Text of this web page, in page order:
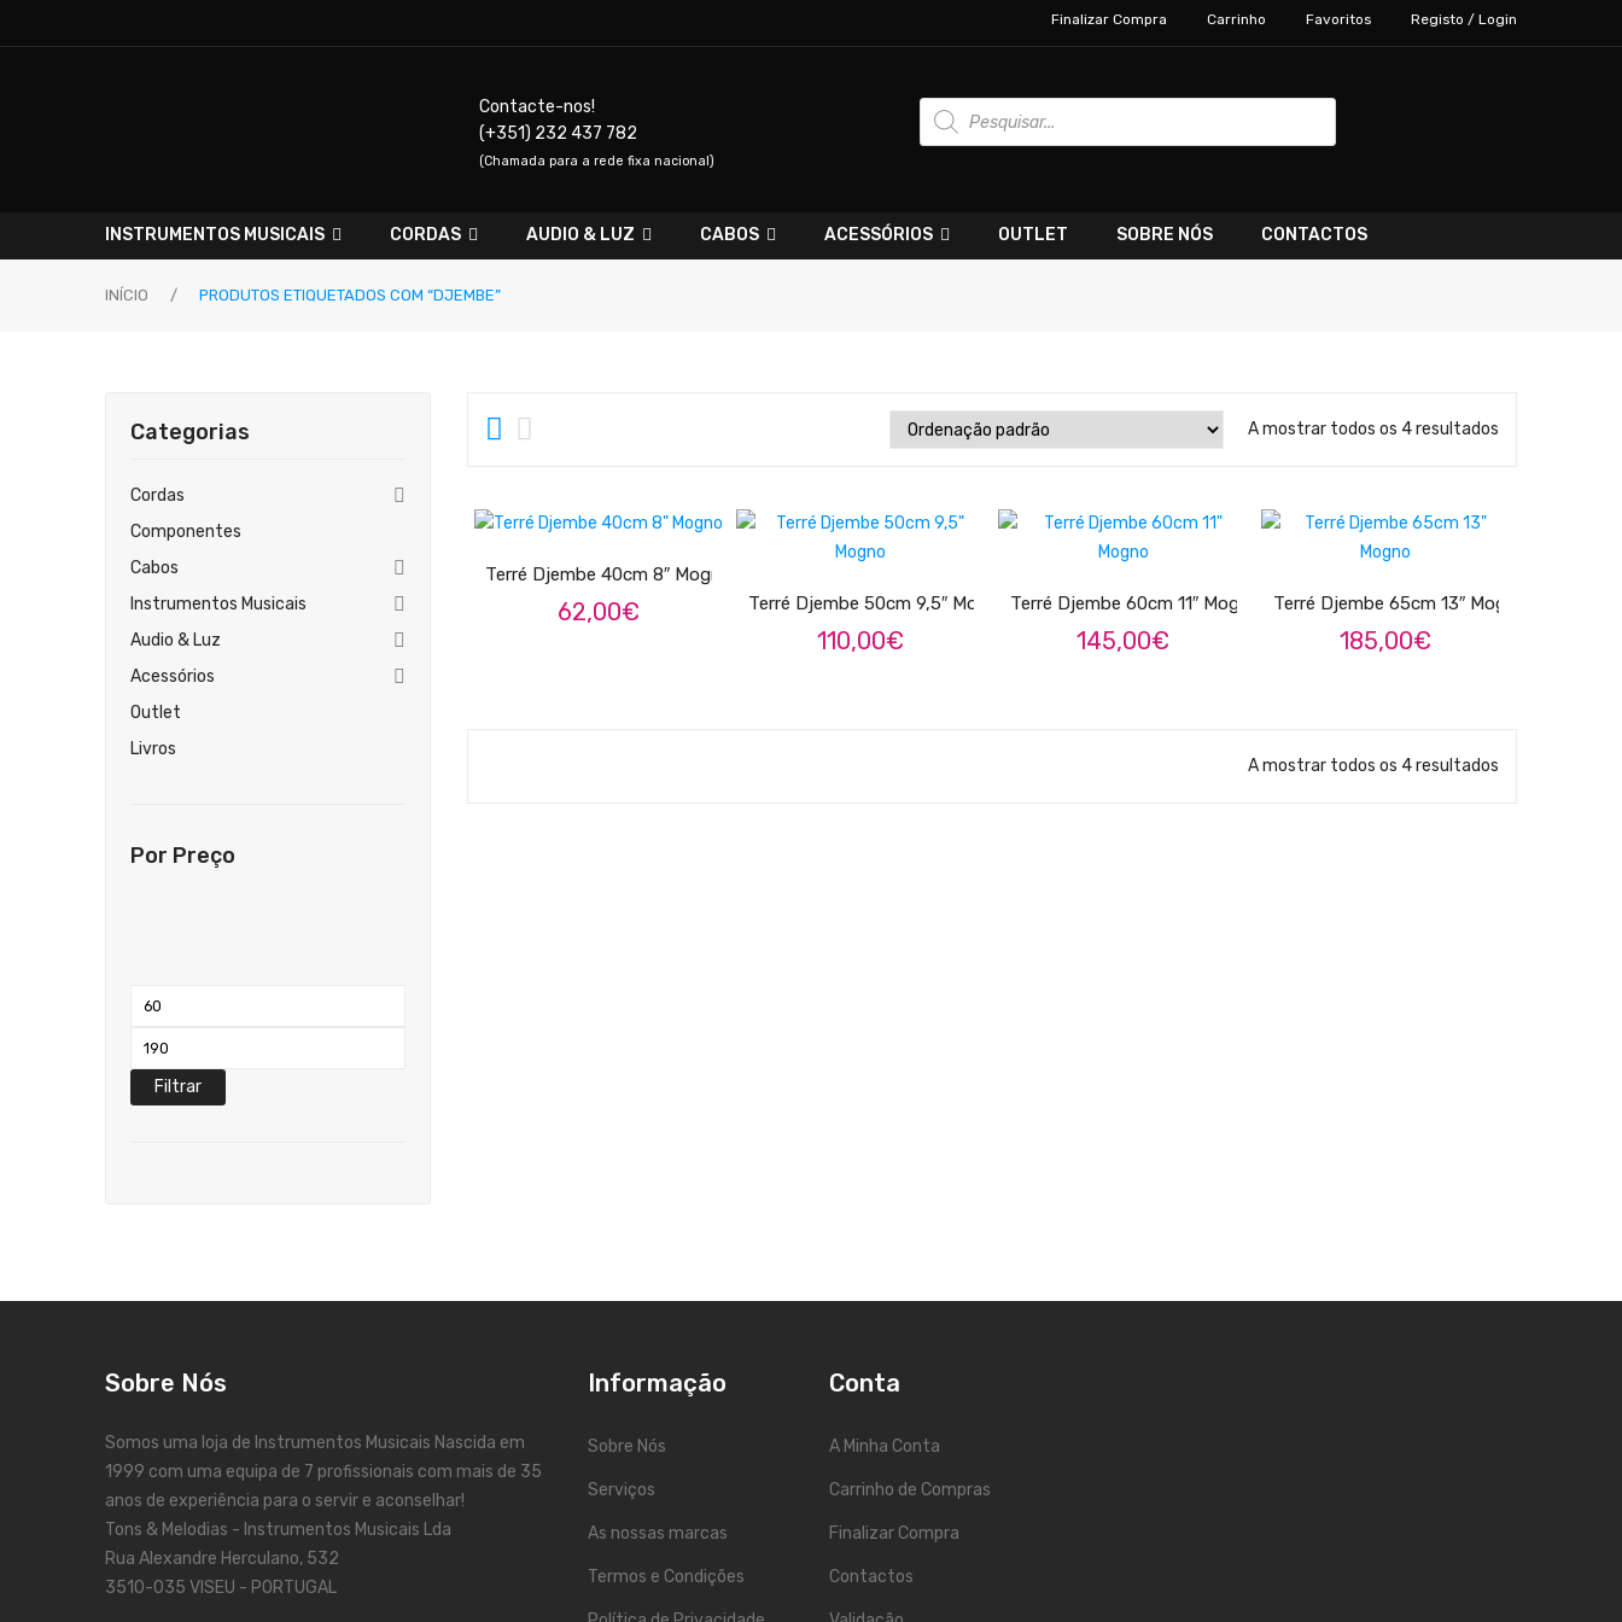
Finalizar Compra Carrinho Favoritos Registo / Login
Contacte-nos!
(+351) 232 437 782
(Chamada para a rede fixa nacional)
Products
search
INSTRUMENTOS MUSICAIS CORDAS AUDIO & LUZ CABOS ACESSÓRIOS OUTLET SOBRE NÓS CONTACTOS
INÍCIO / PRODUTOS ETIQUETADOS COM “DJEMBE”
Categorias
Cordas
Componentes
Cabos
Instrumentos Musicais
Audio & Luz
Acessórios
Outlet
Livros
Por Preço
Preço
Preço
máximo
Filtrar
A mostrar todos os 4 resultados
Terré Djembe 40cm 8″ Mogno
62,00€ Terré Djembe 50cm 9,5″ Mogno
110,00€
Terré Djembe 60cm 11″ Mogno
145,00€
Terré Djembe 65cm 13″ Mogno
185,00€
A mostrar todos os 4 resultados
Sobre Nós
Somos uma loja de Instrumentos Musicais Nascida em
1999 com uma equipa de 7 profissionais com mais de 35
anos de experiência para o servir e aconselhar!
Tons & Melodias - Instrumentos Musicais Lda
Rua Alexandre Herculano, 532
3510-035 VISEU - PORTUGAL
Informação
Sobre Nós
Serviços
As nossas marcas
Termos e Condições
Conta
A Minha Conta
Carrinho de Compras
Finalizar Compra
Contactos